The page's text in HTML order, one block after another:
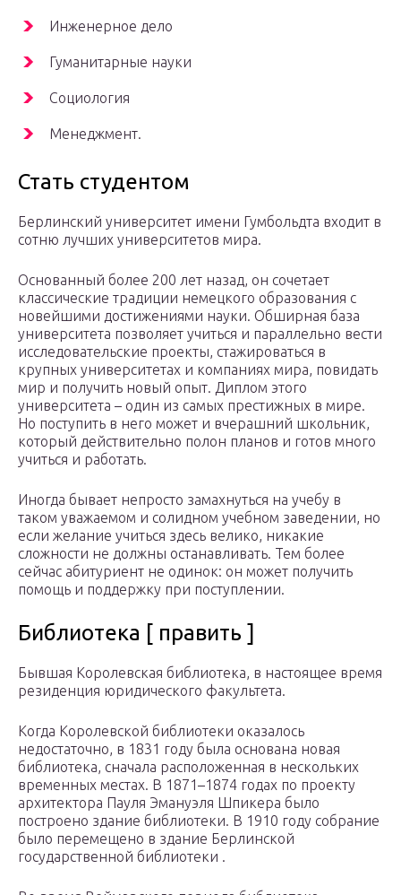
Инженерное дело
Гуманитарные науки
Социология
Менеджмент.
Стать студентом
Берлинский университет имени Гумбольдта входит в
сотню лучших университетов мира.
Основанный более 200 лет назад, он сочетает
классические традиции немецкого образования с
новейшими достижениями науки. Обширная база
университета позволяет учиться и параллельно вести
исследовательские проекты, стажироваться в
крупных университетах и компаниях мира, повидать
мир и получить новый опыт. Диплом этого
университета – один из самых престижных в мире.
Но поступить в него может и вчерашний школьник,
который действительно полон планов и готов много
учиться и работать.
Иногда бывает непросто замахнуться на учебу в
таком уважаемом и солидном учебном заведении, но
если желание учиться здесь велико, никакие
сложности не должны останавливать. Тем более
сейчас абитуриент не одинок: он может получить
помощь и поддержку при поступлении.
Библиотека [ править ]
Бывшая Королевская библиотека, в настоящее время
резиденция юридического факультета.
Когда Королевской библиотеки оказалось
недостаточно, в 1831 году была основана новая
библиотека, сначала расположенная в нескольких
временных местах. В 1871–1874 годах по проекту
архитектора Пауля Эмануэля Шпикера было
построено здание библиотеки. В 1910 году собрание
было перемещено в здание Берлинской
государственной библиотеки .